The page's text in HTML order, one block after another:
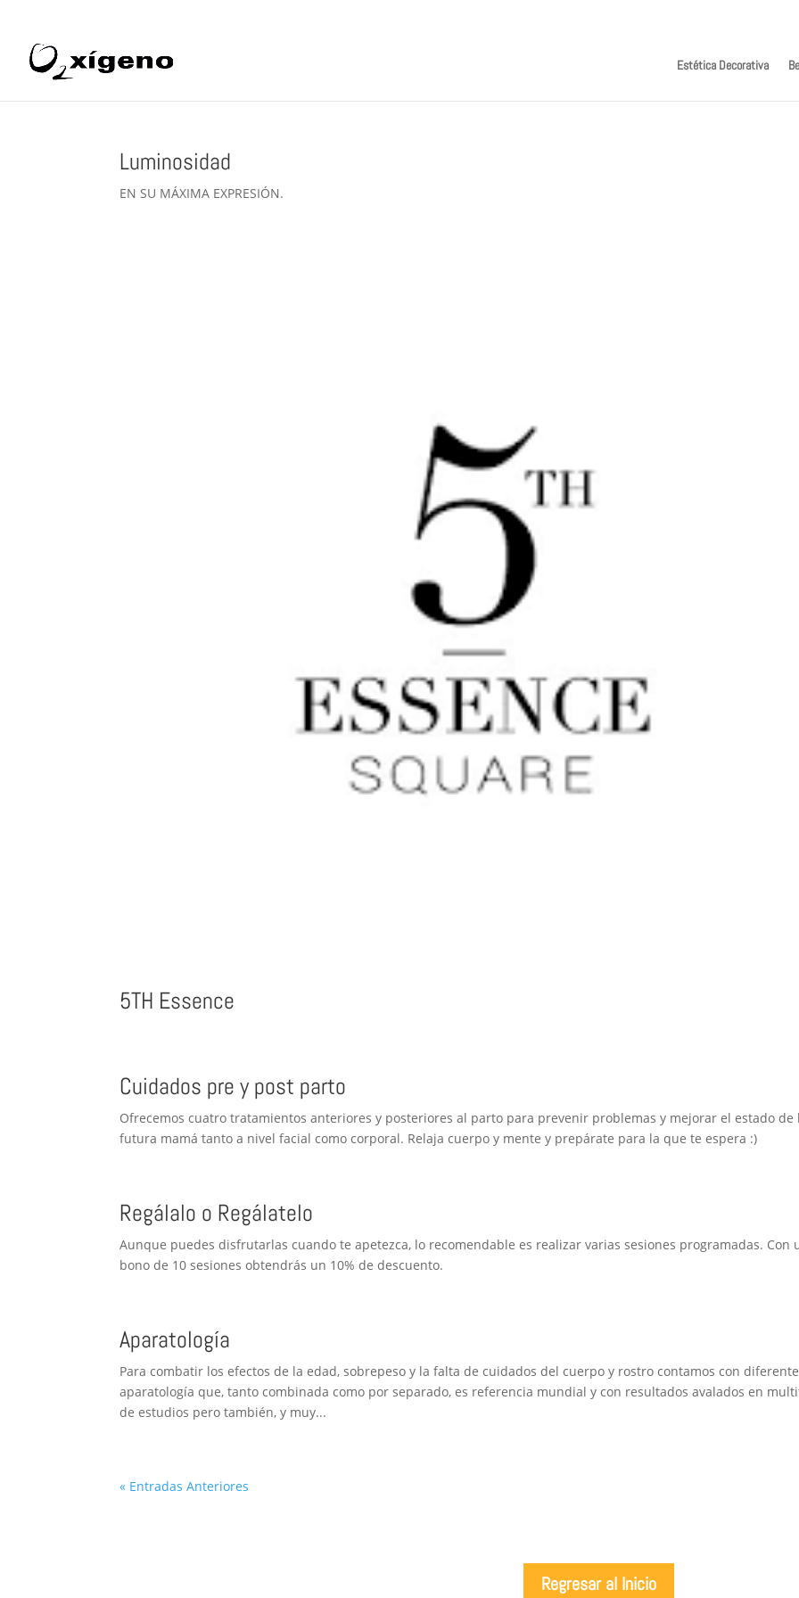
Estética Decorativa
Luminosidad
EN SU MÁXIMA EXPRESIÓN.
5TH Essence
Cuidados pre y post parto
Ofrecemos cuatro tratamientos anteriores y posteriores al parto para prevenir problemas y mejorar el estado de
futura mamá tanto a nivel facial como corporal. Relaja cuerpo y mente y prepárate para la que te espera :)
Regálalo o Regálatelo
Aunque puedes disfrutarlas cuando te apetezca, lo recomendable es realizar varias sesiones programadas. Con
bono de 10 sesiones obtendrás un 10% de descuento.
Aparatología
Para combatir los efectos de la edad, sobrepeso y la falta de cuidados del cuerpo y rostro contamos con diferente
aparatología que, tanto combinada como por separado, es referencia mundial y con resultados avalados en
de estudios pero también, y muy...
« Entradas Anteriores
Regresar al Inicio